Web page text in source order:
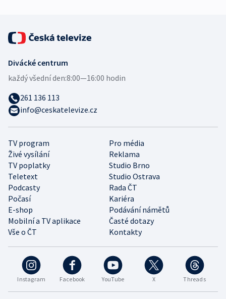
Instagram Facebook YouTube X Threads
TV program
Pro média
Živé vysílání
Reklama
TV poplatky
Studio Brno
Teletext
Studio Ostrava
Podcasty
Rada ČT
Počasí
Kariéra
E-shop
Podávání námětů
Mobilní a TV aplikace
Časté dotazy
Vše o ČT
Kontakty
Divácké centrum
každý všední den:8:00—16:00 hodin
261 136 113
info@ceskatelevize.cz